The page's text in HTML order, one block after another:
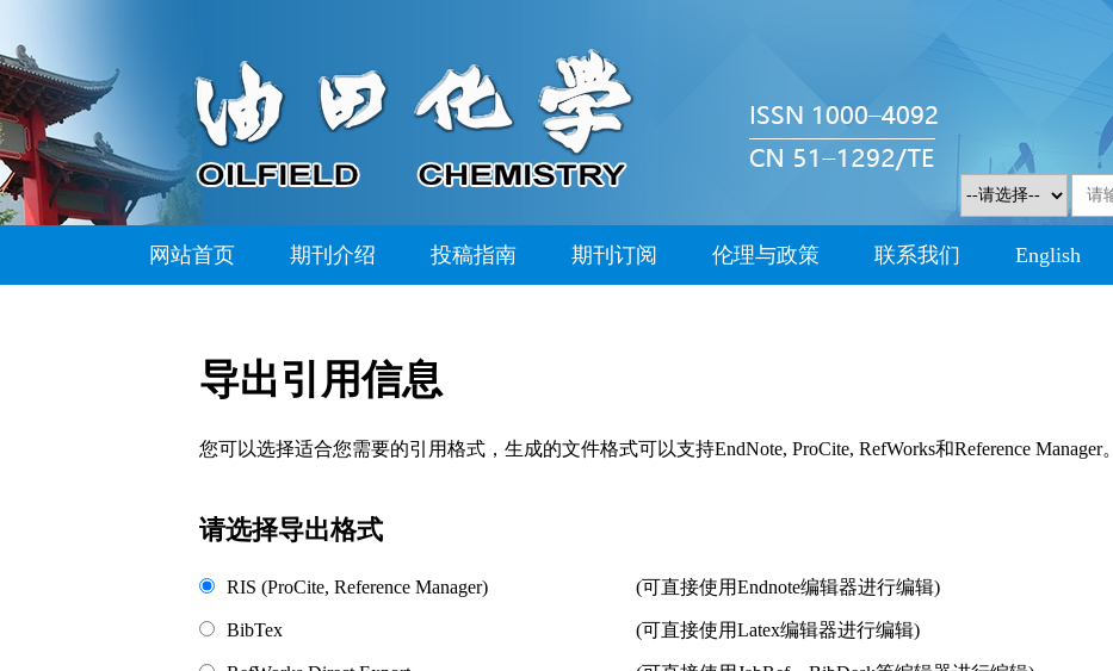
网站首页 期刊介绍 投稿指南 期刊订阅 伦理与政策 联系我们 English
导出引用信息
您可以选择适合您需要的引用格式，生成的文件格式可以支持EndNote, ProCite, RefWorks和Reference Manager。
请选择导出格式
RIS (ProCite, Reference Manager) (可直接使用Endnote编辑器进行编辑)
BibTex (可直接使用Latex编辑器进行编辑)